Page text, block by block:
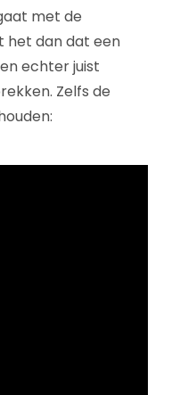
met de
het dan dat een
echter juist
Zelfs de